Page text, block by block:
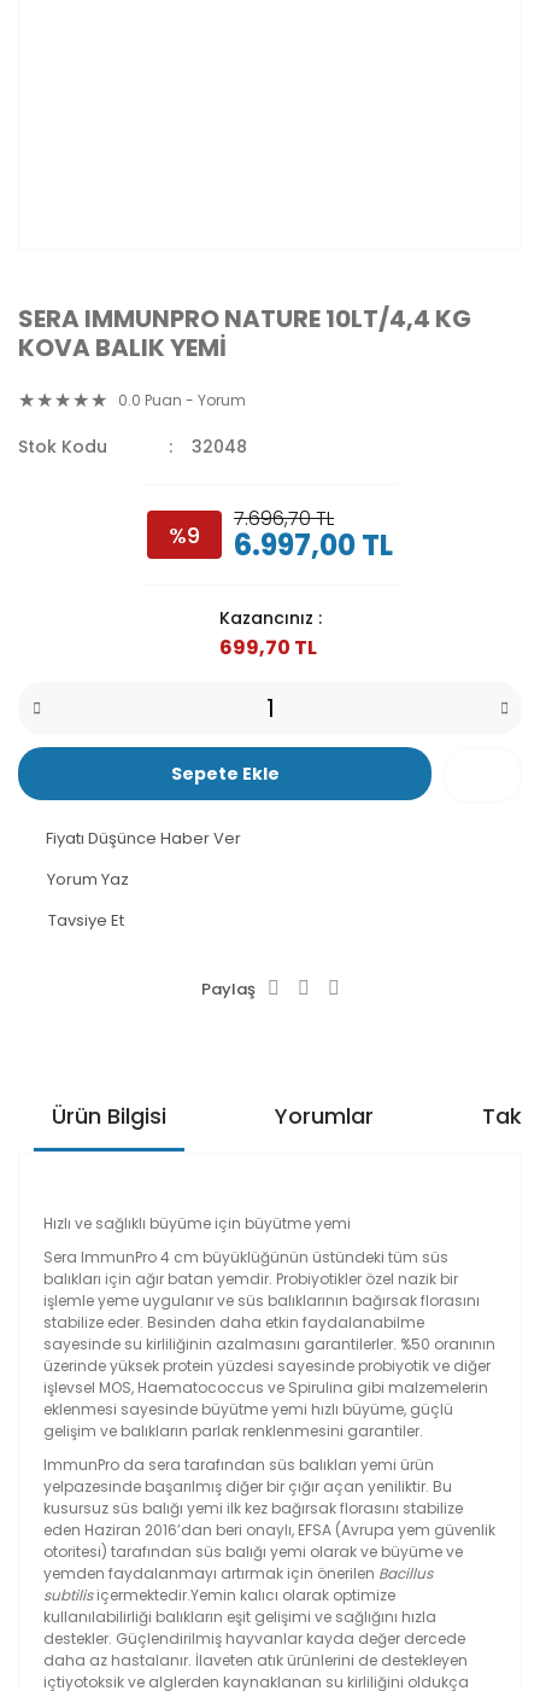
SERA IMMUNPRO NATURE 10LT/4,4 KG
KOVA BALIK YEMİ
0.0 Puan - Yorum
Stok Kodu 32048
%9
7.696,70 TL
6.997,00 TL
Kazancınız :
699,70 TL
Sepete Ekle
Fiyatı Düşünce Haber Ver
Yorum Yaz
Tavsiye Et
Paylaş
Ürün Bilgisi Yorumlar
Hızlı ve sağlıklı büyüme için büyütme yemi
Sera ImmunPro 4 cm büyüklüğünün üstündeki tüm süs
balıkları için ağır batan yemdir. Probiyotikler özel nazik bir
işlemle yeme uygulanır ve süs balıklarının bağırsak florasını
stabilize eder. Besinden daha etkin faydalanabilme
sayesinde su kirliliğinin azalmasını garantilerler. %50 oranının
üzerinde yüksek protein yüzdesi sayesinde probiyotik ve diğer
işlevsel MOS, Haematococcus ve Spirulina gibi malzemelerin
eklenmesi sayesinde büyütme yemi hızlı büyüme, güçlü
gelişim ve balıkların parlak renklenmesini garantiler.
ImmunPro da sera tarafından süs balıkları yemi ürün
yelpazesinde başarılmış diğer bir çığır açan yeniliktir. Bu
kusursuz süs balığı yemi ilk kez bağırsak florasını stabilize
eden Haziran 2016’dan beri onaylı, EFSA (Avrupa yem güvenlik
otoritesi) tarafından süs balığı yemi olarak ve büyüme ve
yemden faydalanmayı artırmak için önerilen Bacillus
subtilisiçermektedir.Yemin kalıcı olarak optimize
kullanılabilirliği balıkların eşit gelişimi ve sağlığını hızla
destekler. Güçlendirilmiş hayvanlar kayda değer dercede
daha az hastalanır. İlaveten atık ürünlerini de destekleyen
içtiyotoksik ve alglerden kaynaklanan su kirliliğini oldukça